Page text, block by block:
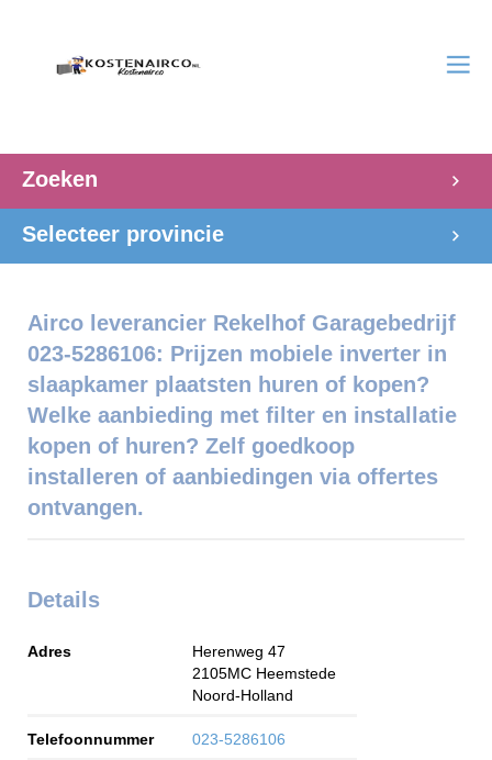
Zoeken
Selecteer provincie
Airco leverancier Rekelhof Garagebedrijf
023-5286106: Prijzen mobiele inverter in
slaapkamer plaatsten huren of kopen?
Welke aanbieding met filter en installatie
kopen of huren? Zelf goedkoop
installeren of aanbiedingen via offertes
ontvangen.
Details
Adres
Herenweg 47
2105MC Heemstede
Noord-Holland
Telefoonnummer 023-5286106